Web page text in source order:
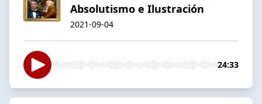
Absolutismo e Ilustración
2021-09-04
24:33